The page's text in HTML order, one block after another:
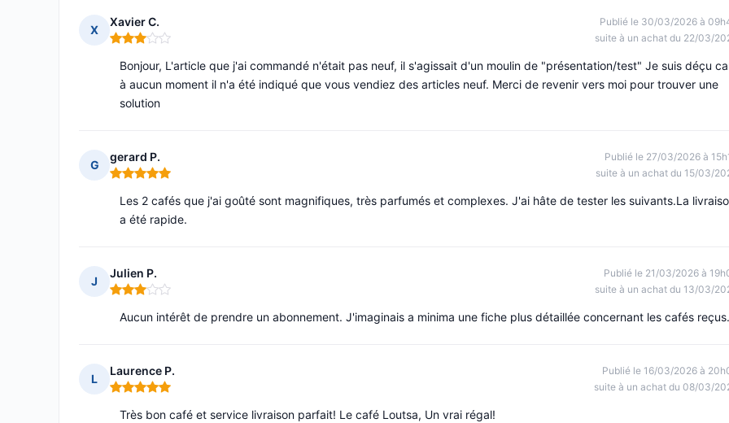
X
Xavier C.
Note : 3 sur 5
Publié le 30/03/2026 à
suite à un achat du 22/03/
Bonjour, L'article que j'ai commandé n'était pas neuf, il s'agissait d'un moulin de "présentation/test" Je suis déçu
à aucun moment il n'a été indiqué que vous vendiez des articles neuf. Merci de revenir vers moi pour trouver une
solution
G
gerard P.
Note : 5 sur 5
Publié le 27/03/2026 à
suite à un achat du 15/03/
Les 2 cafés que j'ai goûté sont magnifiques, très parfumés et complexes. J'ai hâte de tester les suivants.La
a été rapide.
J
Julien P.
Note : 3 sur 5
Publié le 21/03/2026 à
suite à un achat du 13/03/
Aucun intérêt de prendre un abonnement. J'imaginais a minima une fiche plus détaillée concernant les cafés
L
Laurence P.
Note : 5 sur 5
Publié le 16/03/2026 à
suite à un achat du 08/03/
Très bon café et service livraison parfait! Le café Loutsa, Un vrai régal!